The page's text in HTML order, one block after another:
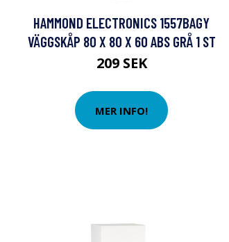
HAMMOND ELECTRONICS 1557BAGY
VÄGGSKÅP 80 X 80 X 60 ABS GRÅ 1 ST
209 SEK
MER INFO!